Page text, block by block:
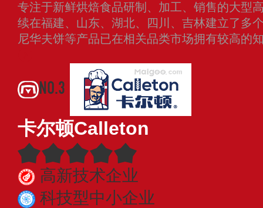
专注于新鲜烘焙食品研制、加工、销售的大型
续在福建、山东、湖北、四川、吉林建立了多
尼华夫饼等产品已在相关品类市场拥有较高的
NO.3
卡尔顿Calleton
高新技术企业
科技型中小企业